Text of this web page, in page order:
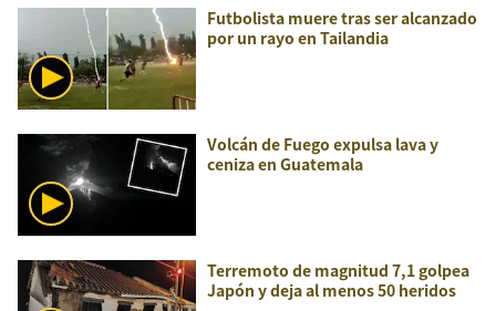
Futbolista muere tras ser alcanzado
por un rayo en Tailandia
Volcán de Fuego expulsa lava y
ceniza en Guatemala
Terremoto de magnitud 7,1 golpea
Japón y deja al menos 50 heridos